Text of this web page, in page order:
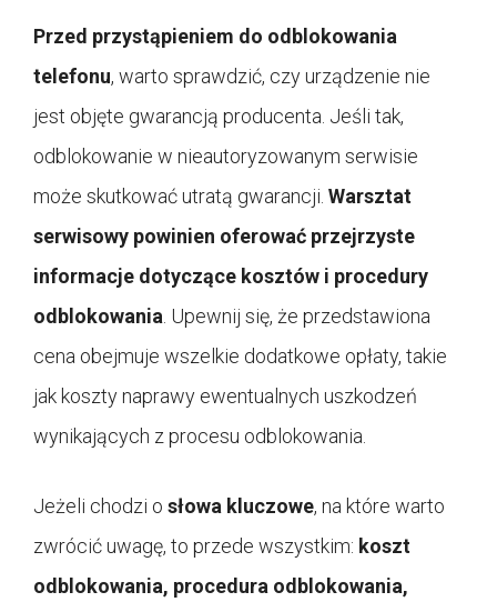
Przed przystąpieniem do odblokowania
telefonu, warto sprawdzić, czy urządzenie nie
jest objęte gwarancją producenta. Jeśli tak,
odblokowanie w nieautoryzowanym serwisie
może skutkować utratą gwarancji. Warsztat
serwisowy powinien oferować przejrzyste
informacje dotyczące kosztów i procedury
odblokowania . Upewnij się, że przedstawiona
cena obejmuje wszelkie dodatkowe opłaty, takie
jak koszty naprawy ewentualnych uszkodzeń
wynikających z procesu odblokowania.
Jeżeli chodzi o słowa kluczowe, na które warto
zwrócić uwagę, to przede wszystkim: koszt
odblokowania, procedura odblokowania,